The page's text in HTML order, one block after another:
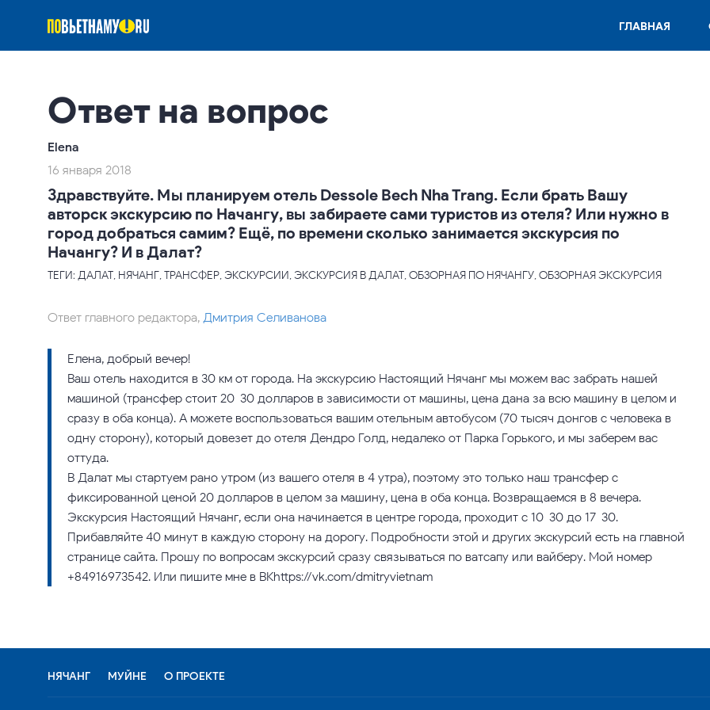
ГЛАВНАЯ
Ответ на вопрос
Elena
16 января 2018
Здравствуйте. Мы планируем отель Dessole Bech Nha Trang. Если брать Вашу
авторск экскурсию по Начангу, вы забираете сами туристов из отеля? Или нужно в
город добраться самим? Ещё, по времени сколько занимается экскурсия по
Начангу? И в Далат?
ТЕГИ: ДАЛАТ, НЯЧАНГ, ТРАНСФЕР, ЭКСКУРСИИ, ЭКСКУРСИЯ В ДАЛАТ, ОБЗОРНАЯ ПО НЯЧАНГУ, ОБЗОРНАЯ ЭКСКУРСИЯ
Ответ главного редактора, Дмитрия Селиванова
Елена, добрый вечер!
Ваш отель находится в 30 км от города. На экскурсию Настоящий Нячанг мы можем вас забрать нашей
машиной (трансфер стоит 20-30 долларов в зависимости от машины, цена дана за всю машину в целом и
сразу в оба конца). А можете воспользоваться вашим отельным автобусом (70 тысяч донгов с человека в
одну сторону), который довезет до отеля Дендро Голд, недалеко от Парка Горького, и мы заберем вас
оттуда.
В Далат мы стартуем рано утром (из вашего отеля в 4 утра), поэтому это только наш трансфер с
фиксированной ценой 20 долларов в целом за машину, цена в оба конца. Возвращаемся в 8 вечера.
Экскурсия Настоящий Нячанг, если она начинается в центре города, проходит с 10-30 до 17-30.
Прибавляйте 40 минут в каждую сторону на дорогу. Подробности этой и других экскурсий есть на главной
странице сайта. Прошу по вопросам экскурсий сразу связываться по ватсапу или вайберу. Мой номер
+84916973542. Или пишите мне в ВКhttps://vk.com/dmitryvietnam
НЯЧАНГ МУЙНЕ О ПРОЕКТЕ